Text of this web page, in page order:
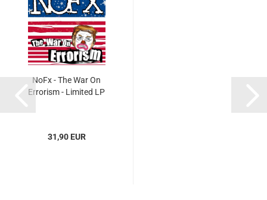
NoFx - The War On
Errorism - Limited LP
31,90 EUR